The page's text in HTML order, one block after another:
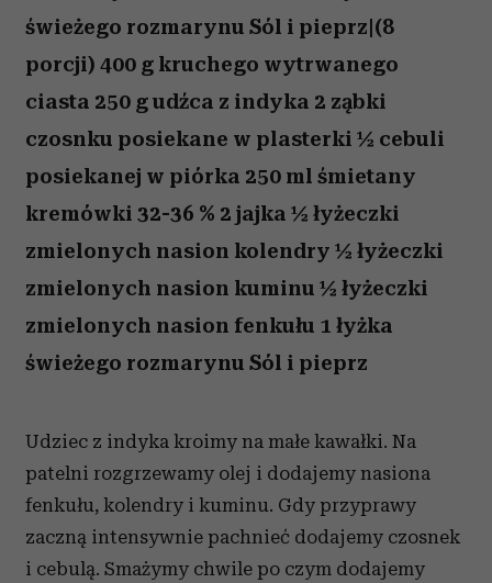
świeżego rozmarynu Sól i pieprz|(8
porcji) 400 g kruchego wytrwanego
ciasta 250 g udźca z indyka 2 ząbki
czosnku posiekane w plasterki ½ cebuli
posiekanej w piórka 250 ml śmietany
kremówki 32-36 % 2 jajka ½ łyżeczki
zmielonych nasion kolendry ½ łyżeczki
zmielonych nasion kuminu ½ łyżeczki
zmielonych nasion fenkułu 1 łyżka
świeżego rozmarynu Sól i pieprz
Udziec z indyka kroimy na małe kawałki. Na
patelni rozgrzewamy olej i dodajemy nasiona
fenkułu, kolendry i kuminu. Gdy przyprawy
zaczną intensywnie pachnieć dodajemy czosnek
i cebulą. Smażymy chwile po czym dodajemy